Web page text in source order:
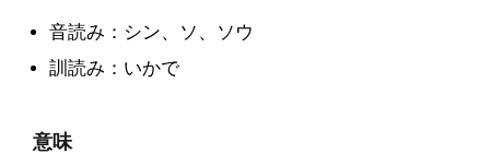
音読み：シン、ソ、ソウ
訓読み：いかで
意味